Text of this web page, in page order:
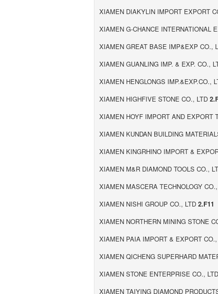
XIAMEN DIAKYLIN IMPORT EXPORT
XIAMEN G-CHANCE INTERNATIONAL
XIAMEN GREAT BASE IMP&EXP CO.,
XIAMEN GUANLING IMP. & EXP. CO.,
XIAMEN HENGLONGS IMP.&EXP.CO.,
XIAMEN HIGHFIVE STONE CO., LTD
XIAMEN HOYF IMPORT AND EXPORT
XIAMEN KUNDAN BUILDING
XIAMEN KINGRHINO IMPORT &
XIAMEN M&R DIAMOND TOOLS CO.,
XIAMEN MASCERA TECHNOLOGY
XIAMEN NISHI GROUP CO., LTD2.F11
XIAMEN NORTHERN MINING STONE
XIAMEN PAIA IMPORT & EXPORT
XIAMEN QICHENG SUPERHARD
XIAMEN STONE ENTERPRISE CO.,
XIAMEN TAIYING DIAMOND